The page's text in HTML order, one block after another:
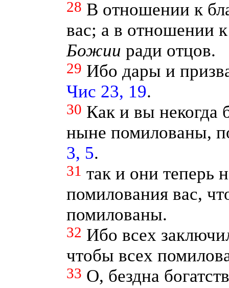
28 В отношении к
вас; а в отношении
Божии ради отцов.
29 Ибо дары и
Чис 23, 19.
30 Как и вы некогда
ныне помилованы,
3, 5.
31 так и они теперь
помилования вас,
помилованы.
32 Ибо всех
чтобы всех
33 О, бездна